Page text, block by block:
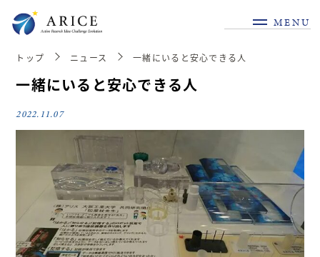
MENU
トップ ニュース 一緒にいると安心できる人
一緒にいると安心できる人
2022.11.07